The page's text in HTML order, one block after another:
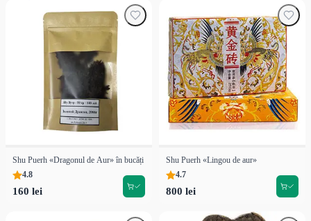
Shu Puerh «Dragonul de Aur» în bucăți
4.8
160 lei
Shu Puerh «Lingou de aur»
4.7
800 lei